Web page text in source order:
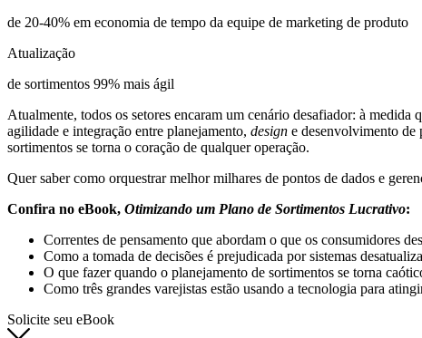
de 20-40% em economia de tempo da equipe de marketing de produto
Atualização
de sortimentos 99% mais ágil
Atualmente, todos os setores encaram um cenário desafiador: à medida
agilidade e integração entre planejamento, design e desenvolvimento de
sortimentos se torna o coração de qualquer operação.
Quer saber como orquestrar melhor milhares de pontos de dados e
Confira no eBook, Otimizando um Plano de Sortimentos Lucrativo:
Correntes de pensamento que abordam o que os consumidores
Como a tomada de decisões é prejudicada por sistemas
O que fazer quando o planejamento de sortimentos se torna
Como três grandes varejistas estão usando a tecnologia para
Solicite seu eBook